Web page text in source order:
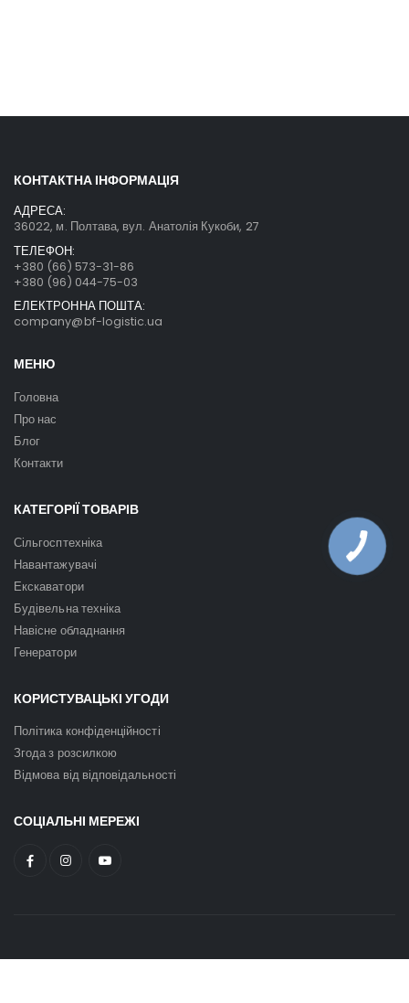
КОНТАКТНА ІНФОРМАЦІЯ
АДРЕСА:
36022, м. Полтава, вул. Анатолія Кукоби, 27
ТЕЛЕФОН:
+380 (66) 573-31-86
+380 (96) 044-75-03
ЕЛЕКТРОННА ПОШТА:
company@bf-logistic.ua
МЕНЮ
Головна
Про нас
Блог
Контакти
КАТЕГОРІЇ ТОВАРІВ
Сільгосптехніка
Навантажувачі
Екскаватори
Будівельна техніка
Навісне обладнання
Генератори
КОРИСТУВАЦЬКІ УГОДИ
Політика конфіденційності
Згода з розсилкою
Відмова від відповідальності
СОЦІАЛЬНІ МЕРЕЖІ